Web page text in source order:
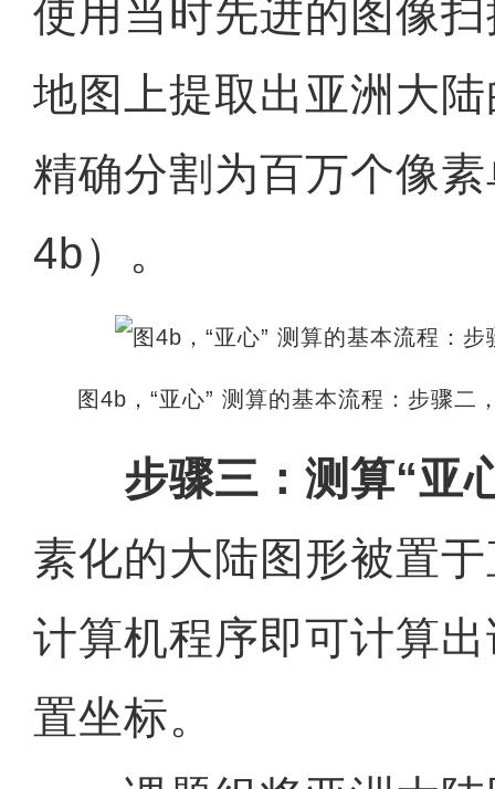
使用当时先进的图像
地图上提取出亚洲大
精确分割为百万个像
4b）。
图4b，“亚心” 测算的基本流程：步骤二
步骤三：测算“亚
素化的大陆图形被置
计算机程序即可计算
置坐标。